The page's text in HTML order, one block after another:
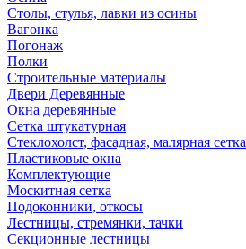
Столы, стулья, лавки из осины
Вагонка
Погонаж
Полки
Строительные материалы
Двери Деревянные
Окна деревянные
Сетка штукатурная
Стеклохолст, фасадная, малярная сетка
Пластиковые окна
Комплектующие
Москитная сетка
Подоконники, откосы
Лестницы, стремянки, тачки
Секционные лестницы